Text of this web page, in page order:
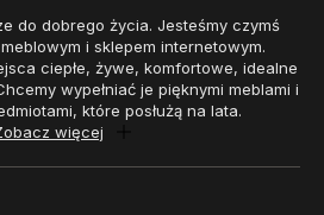
do dobrego życia. Jesteśmy czymś
i sklepem internetowym.
ciepłe, żywe, komfortowe, idealne
wypełniać je pięknymi meblami i
które posłużą na lata.
więcej